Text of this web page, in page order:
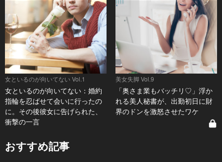
女といるのが向いてない Vol.1
女といるのが向いてない：婚約
指輪を忍ばせて会いに行ったの
に。その後彼女に告げられた、
衝撃の一言
美女失脚 Vol.9
「奥さま業もバッチリ♡」浮か
れる美人秘書が、出勤初日に財
界のドンを激怒させたワケ
おすすめ記事